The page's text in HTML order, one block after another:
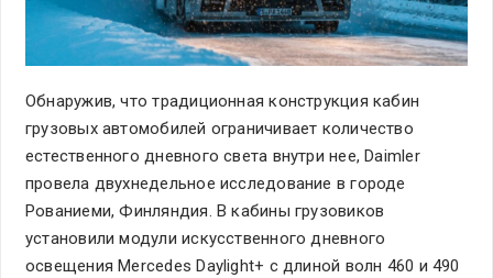
Обнаружив, что традиционная конструкция кабин
грузовых автомобилей ограничивает количество
естественного дневного света внутри нее, Daimler
провела двухнедельное исследование в городе
Рованиеми, Финляндия. В кабины грузовиков
установили модули искусственного дневного
освещения Mercedes Daylight+ с длиной волн 460 и 490